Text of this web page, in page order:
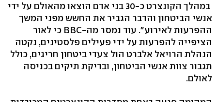
במהלך הקונצרט כ-30 בני אדם הוצאו מהאולם על ידי
אנשי הביטחון והדבר הגביר את החשש מפני המשך
ההפרעות לאירוע". עוד נמסר מה-BBC כי לאור
הציפייה להפרעות על ידי פעילים פלסטינים, נקטה
הנהלת הרויאל אלברט הול צעדי ביטחון חריגים, כולל
תגבור צוות אנשי הביטחון, ובדיקת תיקים בכניסה
לאולם.